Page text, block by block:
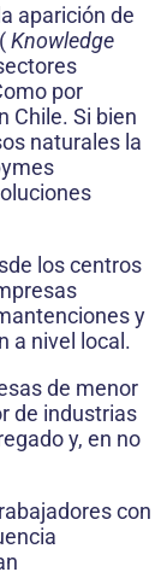
aparición de
Knowledge
por
Chile. Si bien
naturales la
los centros
y
a nivel local.
de menor
de industrias
y, en no
con